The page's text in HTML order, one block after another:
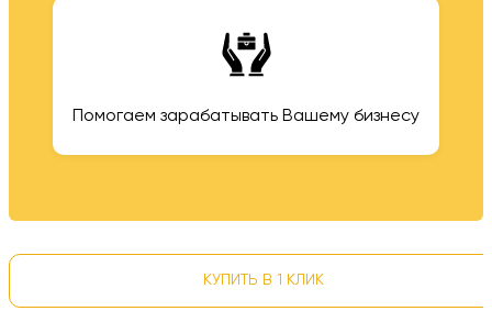
Помогаем зарабатывать Вашему бизнесу
КУПИТЬ В 1 КЛИК